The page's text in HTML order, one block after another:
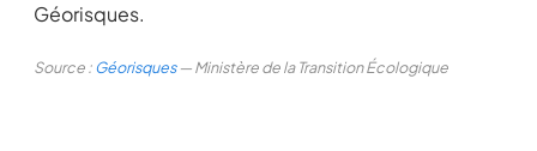
Géorisques.
Source :Géorisques— Ministère de la Transition Écologique